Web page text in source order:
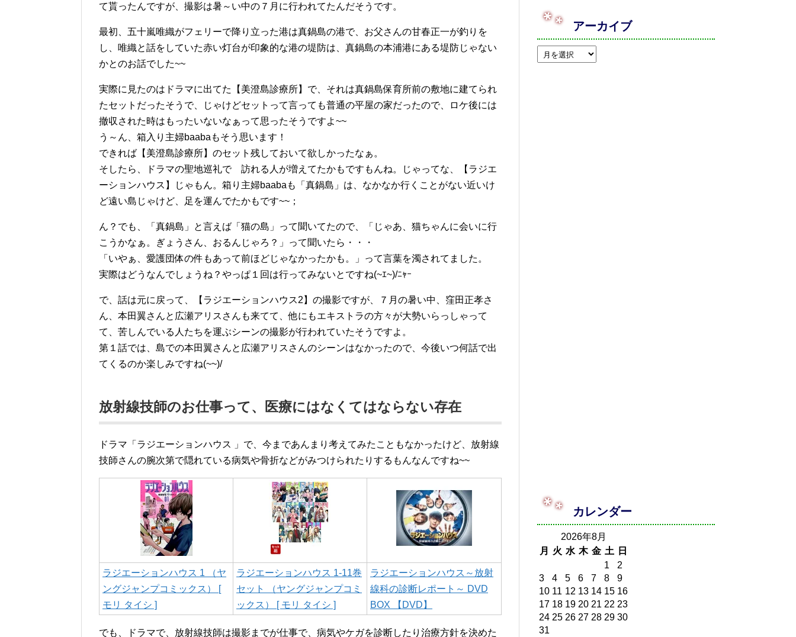
て貰ったんですが、撮影は暑～い中の７月に行われてたんだそうです。
最初、五十嵐唯織がフェリーで降り立った港は真鍋島の港で、お父さんの甘春正一が釣りを
し、唯織と話をしていた赤い灯台が印象的な港の堤防は、真鍋島の本浦港にある堤防じゃない
かとのお話でした~~
実際に見たのはドラマに出てた【美澄島診療所】で、それは真鍋島保育所前の敷地に建てられ
たセットだったそうで、じゃけどセットって言っても普通の平屋の家だったので、ロケ後には
撤収された時はもったいないなぁって思ったそうですよ~~
う～ん、箱入り主婦baabaもそう思います！
できれば【美澄島診療所】のセット残しておいて欲しかったなぁ。
そしたら、ドラマの聖地巡礼で 訪れる人が増えてたかもですもんね。じゃってな、【ラジエ
ーションハウス】じゃもん。箱り主婦baabaも「真鍋島」は、なかなか行くことがない近いけ
ど遠い島じゃけど、足を運んでたかもです~~；
ん？でも、「真鍋島」と言えば「猫の島」って聞いてたので、「じゃあ、猫ちゃんに会いに行
こうかなぁ。ぎょうさん、おるんじゃろ？」って聞いたら・・・
「いやぁ、愛護団体の件もあって前ほどじゃなかったかも。」って言葉を濁されてました。
実際はどうなんでしょうね？やっぱ１回は行ってみないとですね(~ｴ~)/ﾆｬｰ
で、話は元に戻って、【ラジエーションハウス2】の撮影ですが、７月の暑い中、窪田正孝さ
ん、本田翼さんと広瀬アリスさんも来てて、他にもエキストラの方々が大勢いらっしゃって
て、苦しんでいる人たちを運ぶシーンの撮影が行われていたそうですよ。
第１話では、島での本田翼さんと広瀬アリスさんのシーンはなかったので、今後いつ何話で出
てくるのか楽しみですね(~~)/
放射線技師のお仕事って、医療にはなくてはならない存在
ドラマ「ラジエーションハウス 」で、今まであんまり考えてみたこともなかったけど、放射線
技師さんの腕次第で隠れている病気や骨折などがみつけられたりするもんなんですね~~
ラジエーションハウス 1 （ヤ
ングジャンプコミックス） [
モリ タイシ ]
ラジエーションハウス 1-11巻
セット （ヤングジャンプコミ
ックス） [ モリ タイシ ]
ラジエーションハウス～放射
線科の診断レポート～ DVD
BOX 【DVD】
でも、ドラマで、放射線技師は撮影までが仕事で、病気やケガを診断したり治療方針を決めた
アーカイブ
カレンダー
2026年8月
月
火 水 木 金 土
日
1
2
3
4 5 6 7 8
9
10 11 12 13 14 15 16
17 18 19 20 21 22 23
24 25 26 27 28 29 30
31